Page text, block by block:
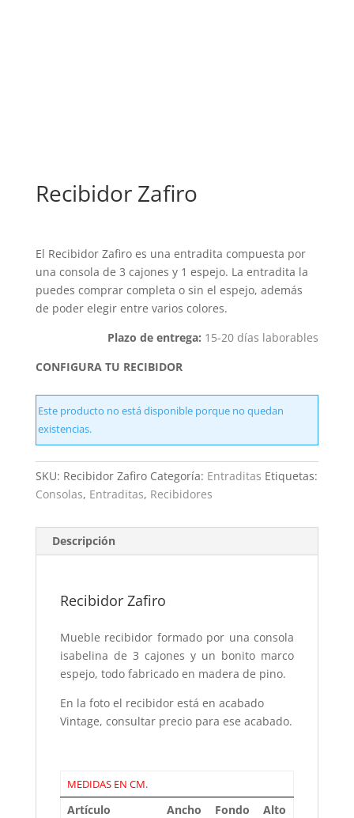
Recibidor Zafiro
El Recibidor Zafiro es una entradita compuesta por
una consola de 3 cajones y 1 espejo. La entradita la
puedes comprar completa o sin el espejo, además
de poder elegir entre varios colores.
Plazo de entrega: 15-20 días laborables
CONFIGURA TU RECIBIDOR
Este producto no está disponible porque no quedan
existencias.
SKU: Recibidor Zafiro Categoría: Entraditas Etiquetas:
Consolas, Entraditas, Recibidores
Descripción
Recibidor Zafiro
Mueble recibidor formado por una consola
isabelina de 3 cajones y un bonito marco
espejo, todo fabricado en madera de pino.
En la foto el recibidor está en acabado
Vintage, consultar precio para ese acabado.
MEDIDAS EN CM.
Artículo Ancho Fondo
Alto